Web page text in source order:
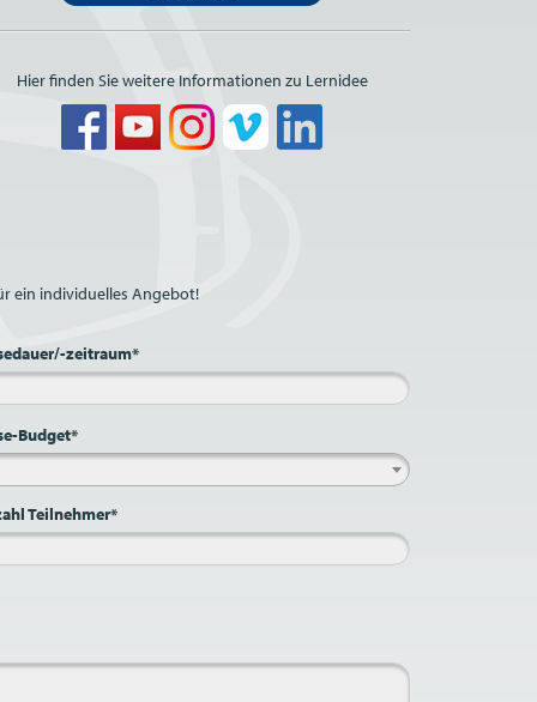
Hier finden Sie weitere Informationen zu Lernidee
ein individuelles Angebot!
zeitraum*
Budget*
Teilnehmer*